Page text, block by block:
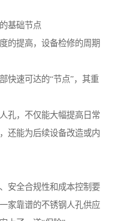
基础节点
的提高，设备检修的周期
快速可达的“节点”，其重
孔，不仅能大幅提高日常
还能为后续设备改造或内
安全合规性和成本控制要
家靠谱的不锈钢人孔供应